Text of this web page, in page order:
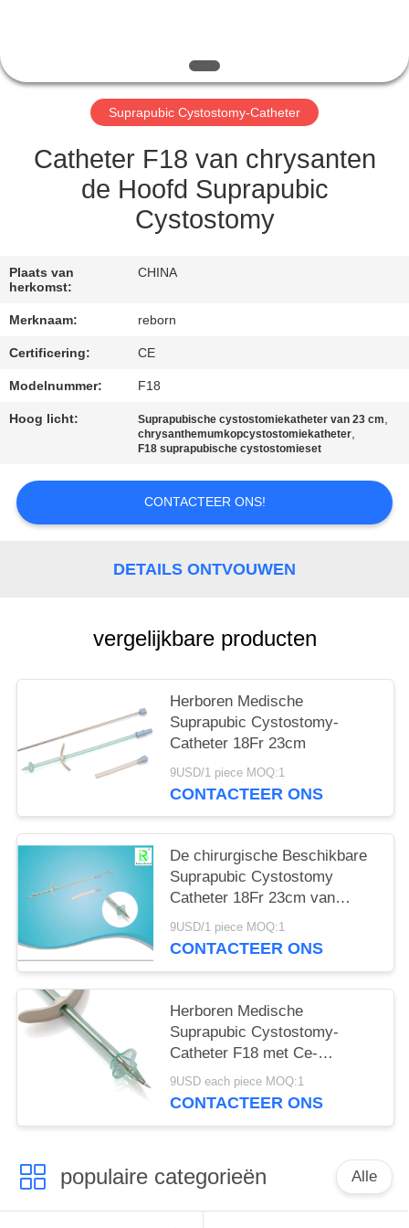
VERZOEK
EEN
CITAAT
PRIVACY
POLICY
Suprapubic Cystostomy-Catheter
Catheter F18 van chrysanten
de Hoofd Suprapubic
Cystostomy
Plaats van
herkomst:
CHINA
Merknaam: reborn
Certificering: CE
Modelnummer: F18
Hoog licht: Suprapubische cystostomiekatheter van 23 cm,
chrysanthemumkopcystostomiekatheter,
F18 suprapubische cystostomieset
CONTACTEER ONS!
DETAILS ONTVOUWEN
vergelijkbare producten
Herboren Medische
Suprapubic Cystostomy-
Catheter 18Fr 23cm
9USD/1 piece MOQ:1
CONTACTEER ONS
De chirurgische Beschikbare
Suprapubic Cystostomy
Catheter 18Fr 23cm van
Suplies
9USD/1 piece MOQ:1
CONTACTEER ONS
Herboren Medische
Suprapubic Cystostomy-
Catheter F18 met Ce-
Certificaat
9USD each piece MOQ:1
CONTACTEER ONS
populaire categorieën Alle